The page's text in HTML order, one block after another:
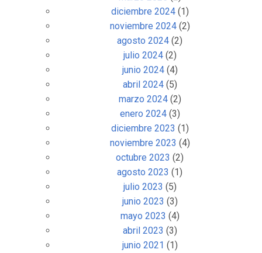
diciembre 2024(1)
noviembre 2024(2)
agosto 2024 (2)
julio 2024(2)
junio 2024(4)
abril 2024(5)
marzo 2024(2)
enero 2024(3)
diciembre 2023 (1)
noviembre 2023 (4)
octubre 2023 (2)
agosto 2023 (1)
julio 2023 (5)
junio 2023 (3)
mayo 2023 (4)
abril 2023 (3)
junio 2021 (1)